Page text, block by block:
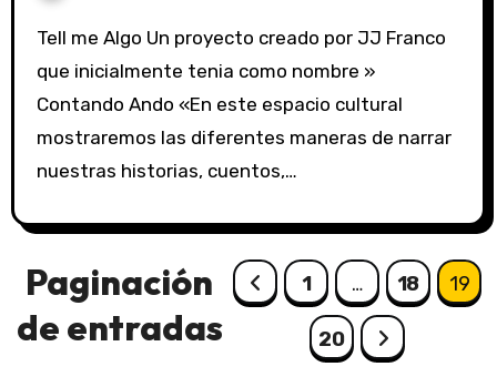
Tell me Algo Un proyecto creado por JJ Franco
que inicialmente tenia como nombre »
Contando Ando «En este espacio cultural
mostraremos las diferentes maneras de narrar
nuestras historias, cuentos,…
Paginación
de entradas
1 … 18 19
20